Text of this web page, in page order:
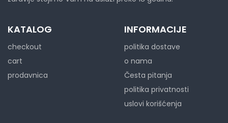
KATALOG
checkout
cart
prodavnica
INFORMACIJE
politika dostave
o nama
Česta pitanja
politika privatnosti
uslovi korišćenja